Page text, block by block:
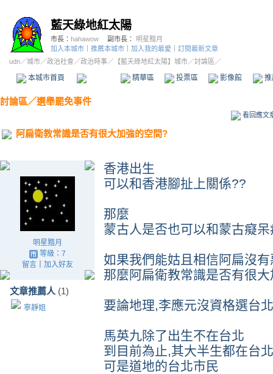
藍天綠地紅太陽
市長： hahawow 副市長：
明星黯月
加入本城市
推薦本城市 加入我的最愛
訂閱最新文章
udn／城市／政治社會 ／政治時事／ 【藍天綠地紅太陽】城市／討論區／
本城市首頁 精華區 投票區 影像館
討論區／選舉罷免事件
看回應文
阿扁衛教常識是否有很大加強的空間?
明星黯月
等級：7
留言｜ 加入好友
文章推薦人 (1)
寧靜姐
香港出生
可以和香港腳扯上關係??
那麼
蒙古人是否也可以和蒙古癡
如果我們能姑且相信阿扁沒有
那麼阿扁衛教常識是否有很
要論地理,李應元沒資格選台
馬英九除了出生不在台北
到目前為止,其大半生都在台北
可是道地的台北市民